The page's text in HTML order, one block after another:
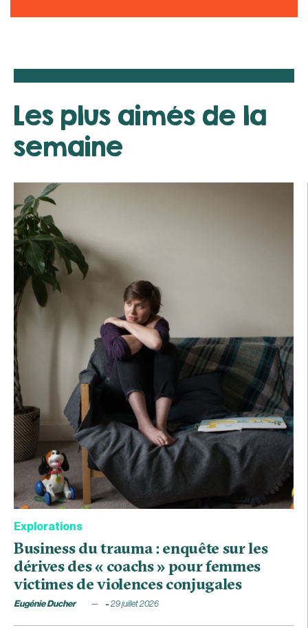
Les plus aimés de la
semaine
Explorations
Business du trauma : enquête sur les
dérives des « coachs » pour femmes
victimes de violences conjugales
Eugénie Ducher 29 juillet 2026